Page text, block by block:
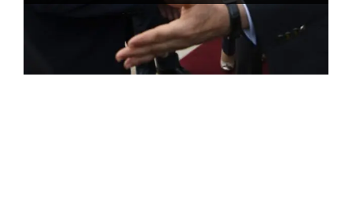
ROSE VALLAND, HEROÏNE DE LA RESISTANCE